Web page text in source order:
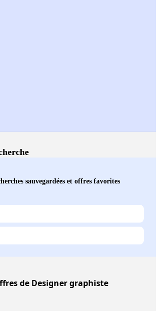
sauvegardées et offres favorites
de Designer graphiste